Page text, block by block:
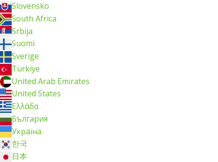
Slovensko
South Africa
Srbija
Suomi
Sverige
Türkiye
United Arab Emirates
United States
Ελλάδα
България
Україна
한국
日本